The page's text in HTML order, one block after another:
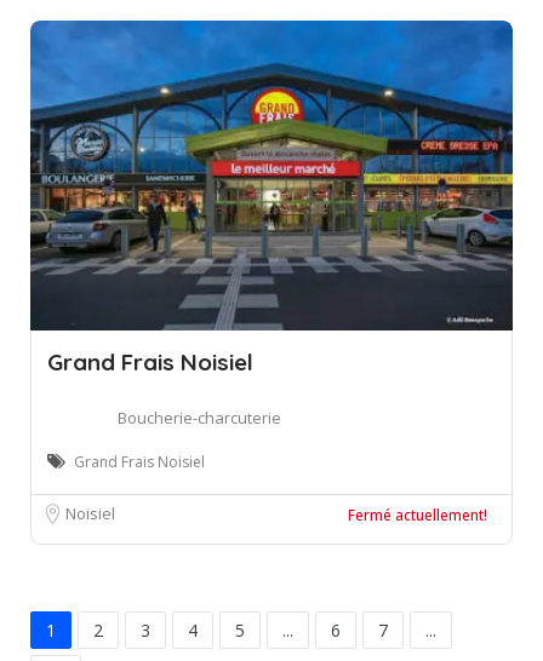
Grand Frais Noisiel
Boucherie-charcuterie
Grand Frais Noisiel
Noisiel Fermé actuellement!
1 2 3 4 5 ... 6 7 ...